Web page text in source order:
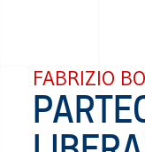
FABRIZIO